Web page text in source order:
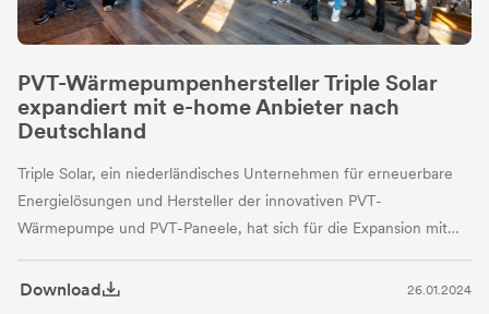
PVT-Wärmepumpenhersteller Triple Solar
expandiert mit e-home Anbieter nach
Deutschland
Triple Solar, ein niederländisches Unternehmen für erneuerbare
Energielösungen und Hersteller der innovativen PVT-
Wärmepumpe und PVT-Paneele, hat sich für die Expansion mit
einem deutschen e-home Anbieter, vormals evoyo,
zusammengeschlossen.
Download 26.01.2024